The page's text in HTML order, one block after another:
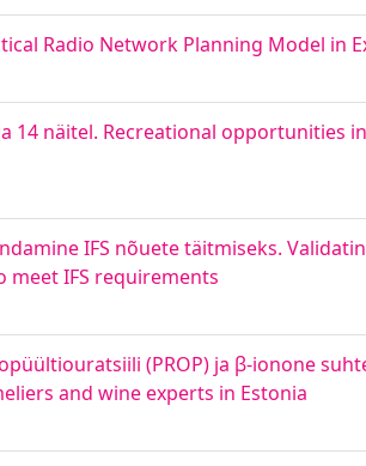
Radio Network Planning Model in
14 näitel. Recreational opportunities
IFS nõuete täitmiseks.
IFS requirements
(PROP) ja β-ionone
and wine experts in Estonia